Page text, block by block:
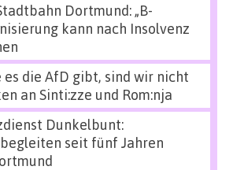
Dortmund: „B-
kann nach Insolvenz
es die AfD gibt, sind wir nicht
an Sinti:zze und Rom:nja
Dunkelbunt:
seit fünf Jahren